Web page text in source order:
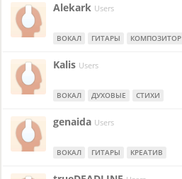
Alekark Users
ВОКАЛ ГИТАРЫ КОМПОЗИТОР
Kalis Users
ВОКАЛ ДУХОВЫЕ СТИХИ
genaida Users
ВОКАЛ ГИТАРЫ КРЕАТИВ